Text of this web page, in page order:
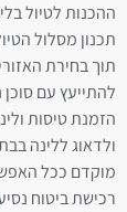
ההכנות לטיול
תכנון מסלול
תוך בחירת
להתייעץ עם
הזמנת טיסות
ולדאוג ללינה
מוקדם ככל
רכישת ביטוח